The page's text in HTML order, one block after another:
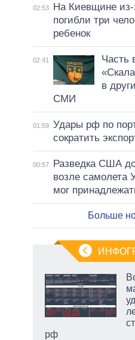
02:53
На Киевщине из-
погибли три
ребенок
02:41
Часть
в
СМИ
01:59 Удары рф по
сократить
00:57
Разведка США
возле самолета
мог
Больше
рф